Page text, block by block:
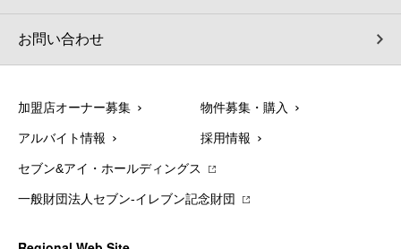
お問い合わせ
加盟店オーナー募集 物件募集・購入
アルバイト情報 採用情報
セブン&アイ・ホールディングス
一般財団法人セブン-イレブン記念財団